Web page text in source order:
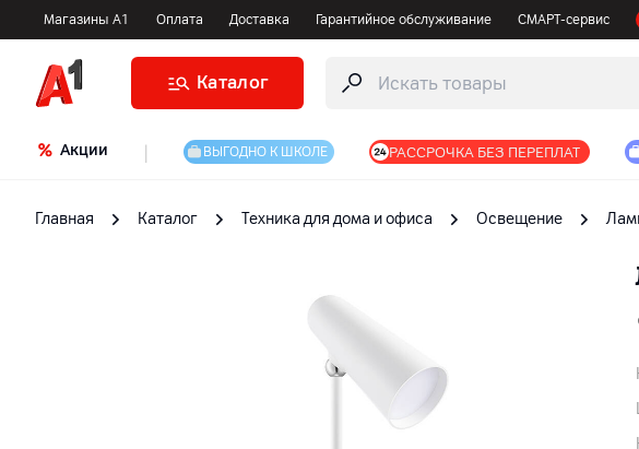
Магазины А1 Оплата Доставка Гарантийное обслуживание СМАРТ-сервис
Каталог
Акции ВЫГОДНО К ШКОЛЕ РАССРОЧКА БЕЗ ПЕРЕПЛАТ
Главная Каталог Техника для дома и офиса Освещение